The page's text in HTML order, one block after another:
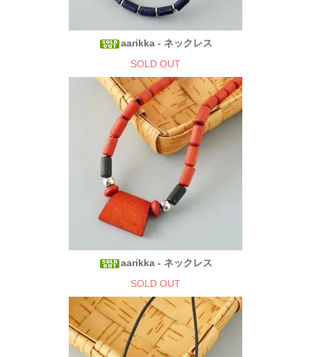
aarikka - ネックレス
SOLD OUT
aarikka - ネックレス
SOLD OUT